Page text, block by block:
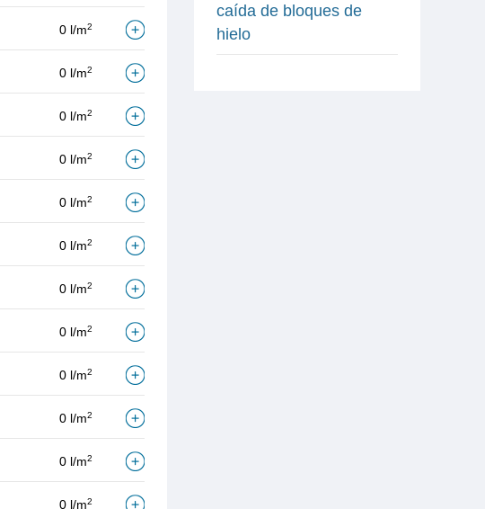
0 l/m2
0 l/m2
0 l/m2
0 l/m2
0 l/m2
0 l/m2
0 l/m2
0 l/m2
0 l/m2
0 l/m2
0 l/m2
0 l/m2
caída de bloques de
hielo